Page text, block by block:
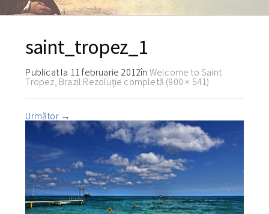
saint_tropez_1
Publicat la 11 februarie 2012în Welcome to Saint
Tropez, Brazil. Rezoluție completă (900 × 541)
Următor →